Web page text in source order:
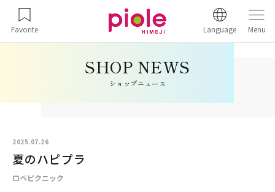
Favorite Language Menu
ショップニュース
2025.07.26
夏のハピプラ
ロペピクニック